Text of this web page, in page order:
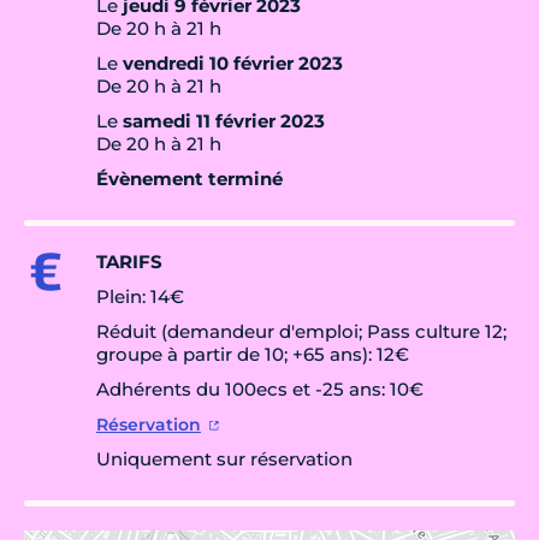
Le jeudi 9 février 2023
De 20 h à 21 h
Le vendredi 10 février 2023
De 20 h à 21 h
Le samedi 11 février 2023
De 20 h à 21 h
Évènement terminé
TARIFS
Plein: 14€
Réduit (demandeur d'emploi; Pass culture 12;
groupe à partir de 10; +65 ans): 12€
Adhérents du 100ecs et -25 ans: 10€
Réservation
Uniquement sur réservation